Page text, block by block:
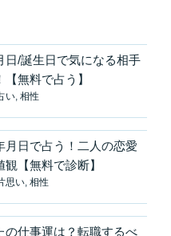
日/誕生日で気になる相手
無料で占う】
い, 相性
月日で占う！二人の恋愛
【無料で診断】
思い, 相性
の仕事運は？転職するべ